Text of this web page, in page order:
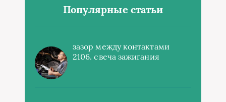
Популярные статьи
зазор между контактами
2106. свеча зажигания